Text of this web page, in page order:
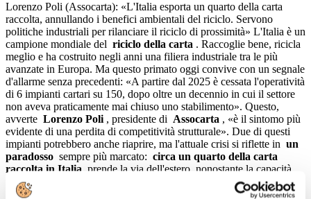
Lorenzo Poli (Assocarta): «L'Italia esporta un quarto della carta
raccolta, annullando i benefici ambientali del riciclo. Servono
politiche industriali per rilanciare il riciclo di prossimità» L'Italia è un
campione mondiale del riciclo della carta . Raccoglie bene, ricicla
meglio e ha costruito negli anni una filiera industriale tra le più
avanzate in Europa. Ma questo primato oggi convive con un segnale
d'allarme senza precedenti: «A partire dal 2025 è cessata l'operatività
di 6 impianti cartari su 150, dopo oltre un decennio in cui il settore
non aveva praticamente mai chiuso uno stabilimento». Questo,
avverte Lorenzo Poli , presidente di Assocarta , «è il sintomo più
evidente di una perdita di competitività strutturale». Due di questi
impianti potrebbero anche riaprire, ma l'attuale crisi si riflette in un
paradosso sempre più marcato: circa un quarto della carta
raccolta in Italia prende la via dell'estero, nonostante la capacità
industriale nazionale sarebbe sufficiente ad assorbirla.